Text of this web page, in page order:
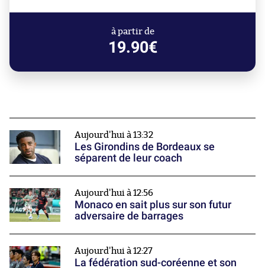
à partir de
19.90€
Aujourd'hui à 13:32
Les Girondins de Bordeaux se
séparent de leur coach
Aujourd'hui à 12:56
Monaco en sait plus sur son futur
adversaire de barrages
Aujourd'hui à 12:27
La fédération sud-coréenne et son